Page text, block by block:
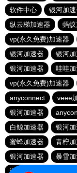
软件中心
银河加速
纵云梯加速器
蚂
vp(永久免费)加速器
银河加速器
银河
银河加速器
哇哇
vp(永久免费)加速器
anyconnect
veee
银河加速器
白鲸加速器
银河
蜜蜂加速器
青柠
银河加速器
暴雪
海外梯子官网